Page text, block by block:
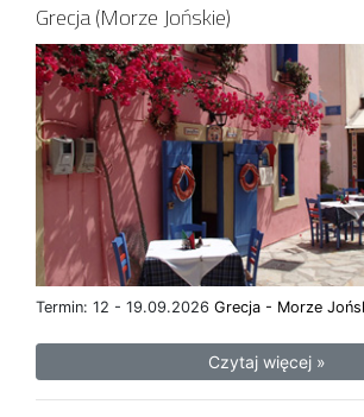
Grecja (Morze Jońskie)
Termin: 12 - 19.09.2026 Grecja - Morze
Czytaj więcej »